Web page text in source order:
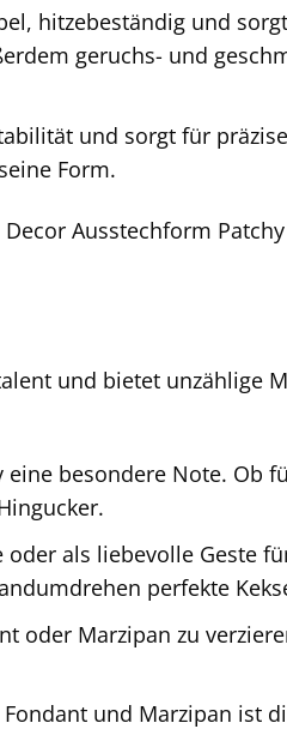
hitzebeständig und
geruchs- und
und sorgt für
Form.
Ausstechform
und bietet unzählige
besondere Note. Ob
als liebevolle Geste
perfekte
oder Marzipan zu
und Marzipan ist